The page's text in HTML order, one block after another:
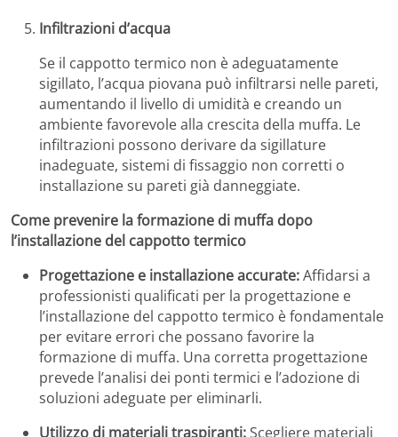
Infiltrazioni d’acqua
Se il cappotto termico non è adeguatamente
sigillato, l’acqua piovana può infiltrarsi nelle pareti,
aumentando il livello di umidità e creando un
ambiente favorevole alla crescita della muffa. Le
infiltrazioni possono derivare da sigillature
inadeguate, sistemi di fissaggio non corretti o
installazione su pareti già danneggiate.
Come prevenire la formazione di muffa dopo
l’installazione del cappotto termico
Progettazione e installazione accurate:Affidarsi a
professionisti qualificati per la progettazione e
l’installazione del cappotto termico è fondamentale
per evitare errori che possano favorire la
formazione di muffa. Una corretta progettazione
prevede l’analisi dei ponti termici e l’adozione di
soluzioni adeguate per eliminarli.
Utilizzo di materiali traspiranti:Scegliere materiali